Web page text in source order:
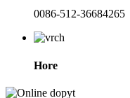
0086-512-36684265
Hore